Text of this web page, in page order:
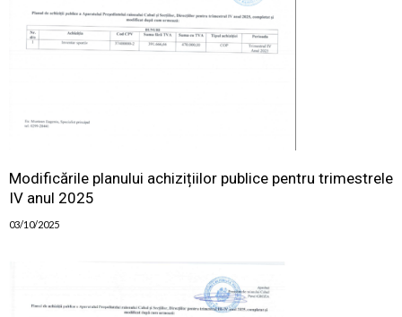
Modificările planului achizițiilor publice pentru trimestrele
IV anul 2025
03/10/2025